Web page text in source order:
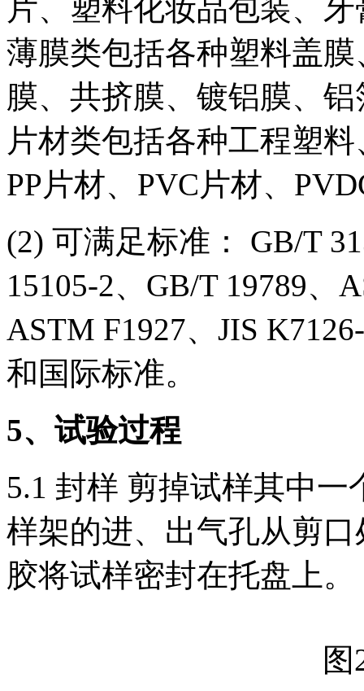
片、塑料化妆品包装、
薄膜类包括各种塑料盖
膜、共挤膜、镀铝膜、
片材类包括各种工程塑
PP片材、PVC片材、
(2) 可满足标准： GB/T
15105-2、GB/T 19789、
ASTM F1927、JIS
和国际标准。
5、试验过程
5.1 封样 剪掉试样其中
样架的进、出气孔从剪
胶将试样密封在托盘上。
图